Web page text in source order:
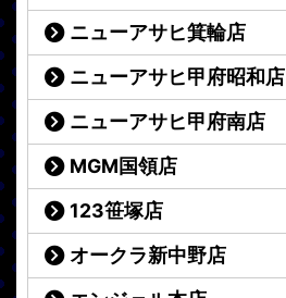
ニューアサヒ箕輪店
ニューアサヒ甲府昭和店
ニューアサヒ甲府南店
MGM国領店
123笹塚店
オークラ新中野店